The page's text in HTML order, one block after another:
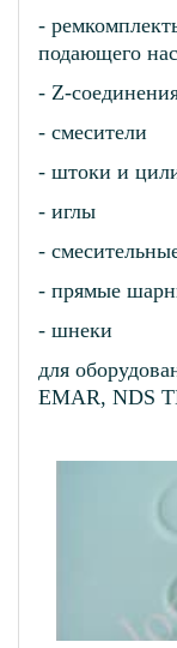
-
подающего
- Z-
- смесители
- штоки и
- иглы
-
- прямые
- шнеки
для
EMAR, NDS